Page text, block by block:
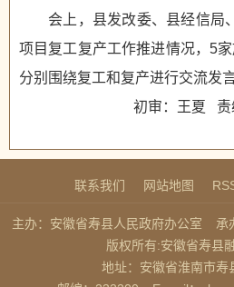
会上，县发改委、县经信局
项目复工复产工作推进情况，5
分别围绕复工和复产进行交流发言
初审：王夏 责
联系我们 网站地图
主办：安徽省寿县人民政府办公室
承
版权所有:安徽省寿县
地址：安徽省淮南市寿